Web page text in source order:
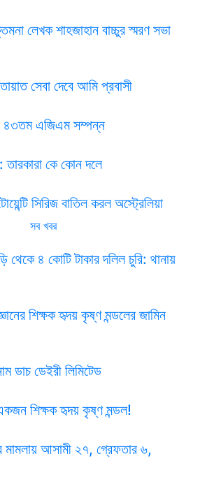
লেখক শাহজাহান বাচ্চুর স্মরণ সভা
সেবা দেবে আমি প্রবাসী
৪৩তম এজিএম সম্পন্ন
তারকারা কে কোন দলে
সিরিজ বাতিল করল অস্ট্রেলিয়া
সব খবর
থেকে ৪ কোটি টাকার দলিল চুরি: থানায়
শিক্ষক হৃদয় কৃষ্ণ মন্ডলের জামিন
ডাচ ডেইরী লিমিটেড
শিক্ষক হৃদয় কৃষ্ণ মন্ডল!
মামলায় আসামী ২৭, গ্রেফতার ৬,